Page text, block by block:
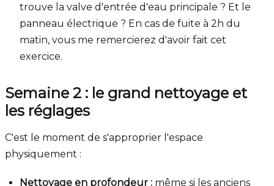
trouve la valve d'entrée d'eau principale ? Et le
panneau électrique ? En cas de fuite à 2h du
matin, vous me remercierez d'avoir fait cet
exercice.
Semaine 2 : le grand nettoyage et
les réglages
C'est le moment de s'approprier l'espace
physiquement :
Nettoyage en profondeur : même si les anciens